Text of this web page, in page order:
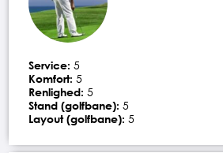
Service: 5
Komfort: 5
Renlighed: 5
Stand (golfbane): 5
Layout (golfbane): 5